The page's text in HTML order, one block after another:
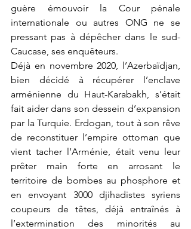
guère émouvoir la Cour pénale
internationale ou autres ONG ne se
pressant pas à dépêcher dans le sud-
Caucase, ses enquêteurs.
Déjà en novembre 2020, l’Azerbaïdjan,
bien décidé à récupérer l’enclave
arménienne du Haut-Karabakh, s’était
fait aider dans son dessein d’expansion
par la Turquie. Erdogan, tout à son rêve
de reconstituer l’empire ottoman que
vient tacher l’Arménie, était venu leur
prêter main forte en arrosant le
territoire de bombes au phosphore et
en envoyant 3000 djihadistes syriens
coupeurs de têtes, déjà entraînés à
l’extermination des minorités au